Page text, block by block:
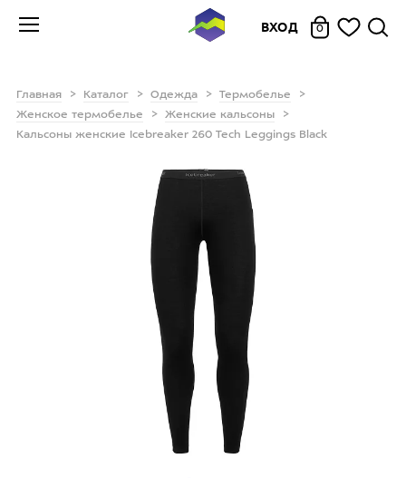
ВХОД 0
Главная Каталог Одежда
Термобелье
Женское термобелье
Женские кальсоны
Кальсоны женские Icebreaker 260 Tech Leggings Black